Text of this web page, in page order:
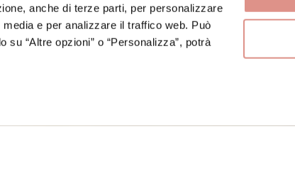
anche di terze parti, per personalizzare
e per analizzare il traffico web. Può
su “Altre opzioni” o “Personalizza”, potrà